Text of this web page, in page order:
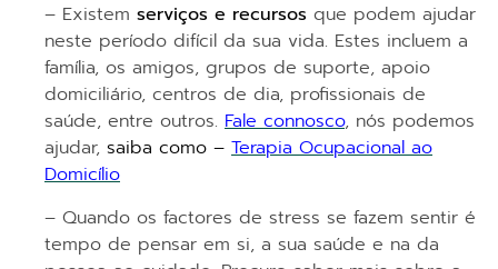
– Existem serviços e recursos que podem ajudar
neste período difícil da sua vida. Estes incluem a
família, os amigos, grupos de suporte, apoio
domiciliário, centros de dia, profissionais de
saúde, entre outros. Fale connosco, nós podemos
ajudar, saiba como – Terapia Ocupacional ao
Domicílio
– Quando os factores de stress se fazem sentir é
tempo de pensar em si, a sua saúde e na da